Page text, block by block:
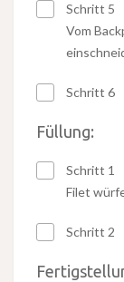
Schritt 5
Vom
Schritt 6
Füllung:
Schritt 1
Filet
Schritt 2